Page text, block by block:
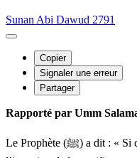
Sunan Abi Dawud 2791
Copier
Signaler une erreur
Partager
Rapporté par Umm
Le Prophète (ﷺ) a dit : « Si quelqu’un a un animal sacrificiel et a